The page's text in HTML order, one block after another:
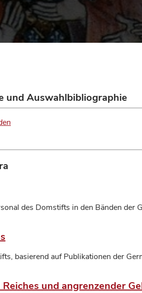
und Auswahlbibliographie
des Domstifts in den Bänden der
basierend auf Publikationen der
und angrenzender